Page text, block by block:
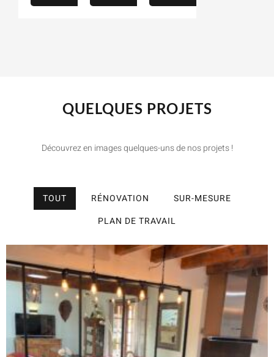
QUELQUES PROJETS
Découvrez en images quelques-uns de nos projets !
TOUT RÉNOVATION
SUR-MESURE
PLAN DE TRAVAIL